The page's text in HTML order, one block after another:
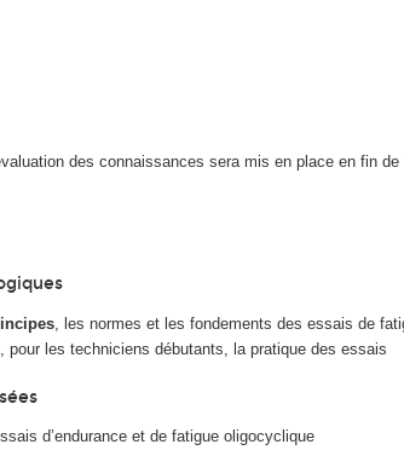
des connaissances sera mis en place en fin de
, les normes et les fondements des essais de
, pour les techniciens débutants, la pratique des essais
d’endurance et de fatigue oligocyclique